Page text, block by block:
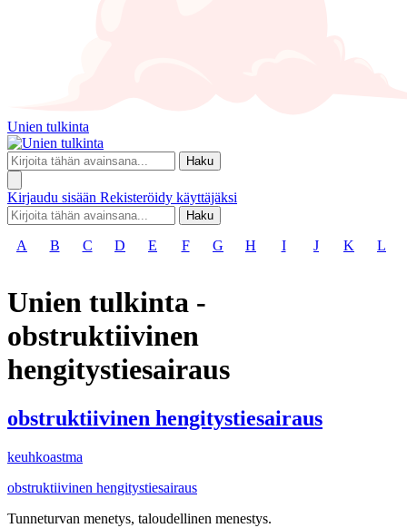
Unien tulkinta
Haku
Kirjaudu sisään Rekisteröidy käyttäjäksi
Haku
A B C D E F G H I J K L
Unien tulkinta -
obstruktiivinen
hengitystiesairaus
obstruktiivinen hengitystiesairaus
keuhkoastma
obstruktiivinen hengitystiesairaus
Tunneturvan menetys, taloudellinen menestys.